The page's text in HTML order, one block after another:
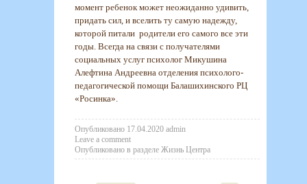
момент ребенок может неожиданно удивить,
придать сил, и вселить ту самую надежду,
которой питали родители его самого все эти
годы. Всегда на связи с получателями
социальных услуг психолог Микушина
Алефтина Андреевна отделения психолого-
педагогической помощи Балашихинского РЦ
«Росинка».
Опубликовано 17.04.2020 admin
Leave a comment
Опубликовано в разделе Жизнь Центра